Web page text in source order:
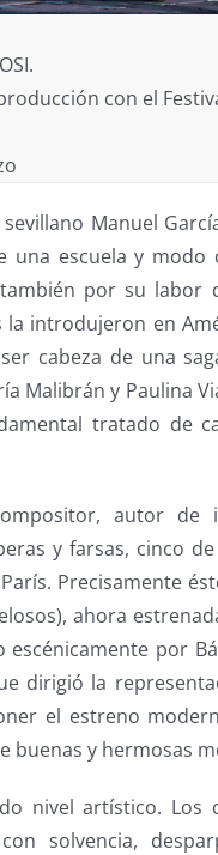
con el
Manuel
escuela y modo
por su labor
introdujeron en
cabeza de una
Malibrán y Paulina
tratado de
autor de
y farsas, cinco
Precisamente
ahora
por
dirigió la
el estreno
buenas y hermosas
nivel artístico. Los
solvencia,